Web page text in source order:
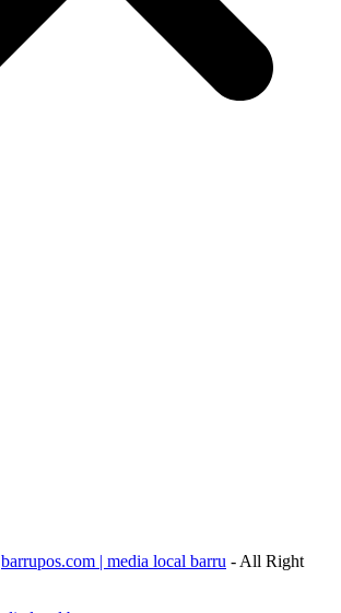
barrupos.com | media local barru - All Right